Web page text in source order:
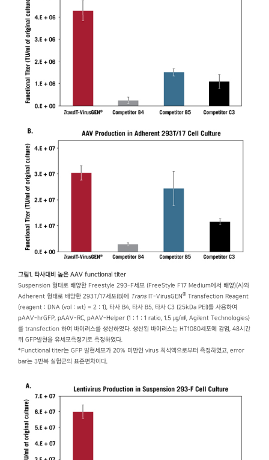
그림1. 타사대비 높은 AAV functional titer
Suspension 형태로 배양한 Freestyle 293-F세포 (FreeStyle F17 Medium에서 배양)(A)와
Adherent 형태로 배양한 293T/17세포(B)에
TransIT-VirusGEN® Transfection Reagent
(reagent : DNA (vol : wt) = 2 : 1), 타사 B4, 타사 B5, 타사 C3 (25kDa PEI)를 사용하여
pAAV-hrGFP, pAAV-RC, pAAV-Helper (1 : 1 : 1 ratio, 1.5 ㎍/㎖, Agilent Technologies)
를 transfection 하여 바이러스를 생산하였다. 생산된 바이러스는 HT1080세포에 감염, 48시간
뒤 GFP발현을 유세포측정기로 측정하였다.
*Functional titer는 GFP 발현세포가 20% 미만인 virus 희석액으로부터 측정하였고, error
bar는 3반복 실험군의 표준편차이다.